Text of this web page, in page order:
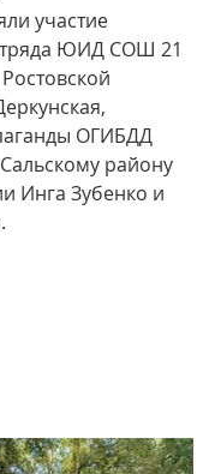
участие
ЮИД СОШ 21
ОГИБДД
району
Инга Зубенко и